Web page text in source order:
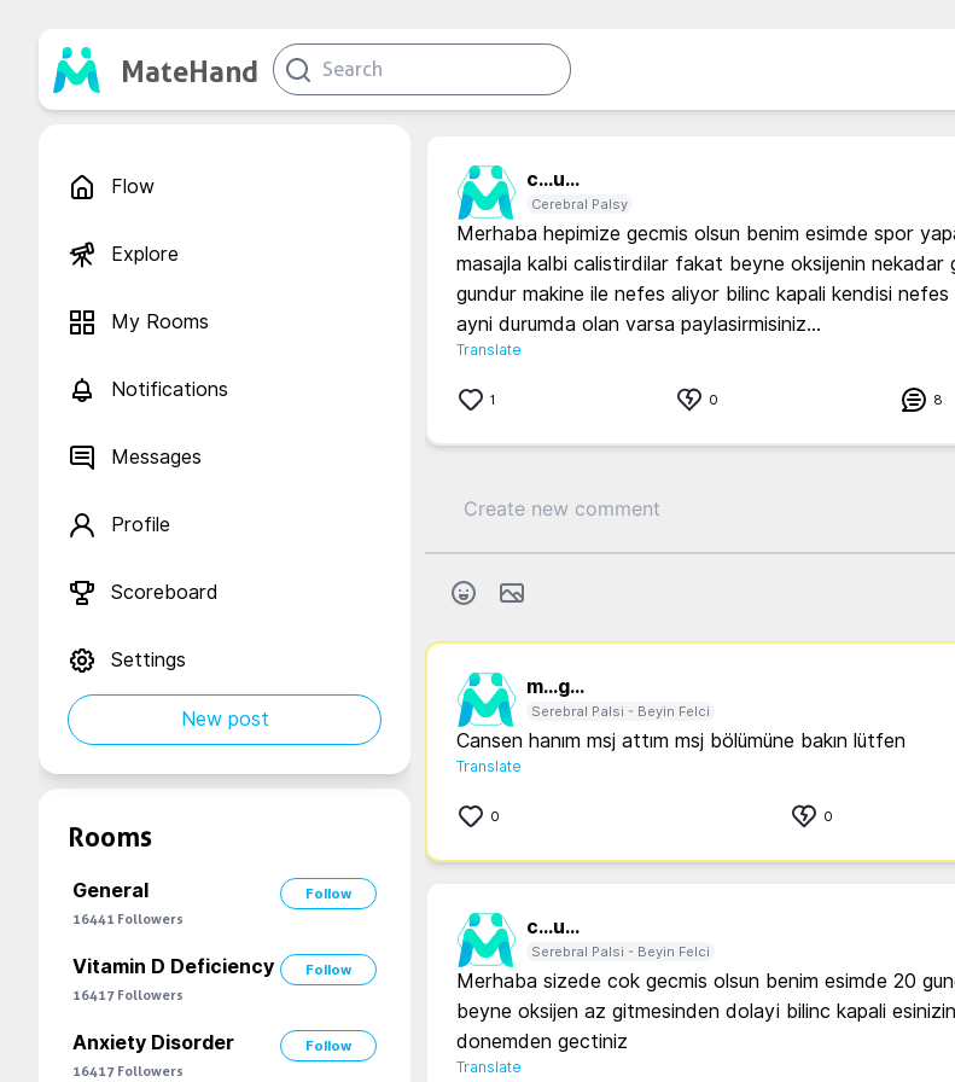
MateHand
Flow
Explore
My Rooms
Notifications
Messages
Profile
Scoreboard
Settings
New post
Rooms
General
Follow
16441 Followers
Vitamin D Deficiency
Follow
16417 Followers
Anxiety Disorder
Follow
16417 Followers
c...u...
Cerebral Palsy
Merhaba hepimize gecmis olsun benim esimde spor
masajla kalbi calistirdilar fakat beyne oksijenin nekadar
gundur makine ile nefes aliyor bilinc kapali kendisi
ayni durumda olan varsa paylasirmisiniz...
Translate
1 0 8
m...g...
Serebral Palsi - Beyin Felci
Cansen hanım msj attım msj bölümüne bakın lütfen
Translate
0 0
c...u...
Serebral Palsi - Beyin Felci
Merhaba sizede cok gecmis olsun benim esimde 20
beyne oksijen az gitmesinden dolayi bilinc kapali
donemden gectiniz
Translate